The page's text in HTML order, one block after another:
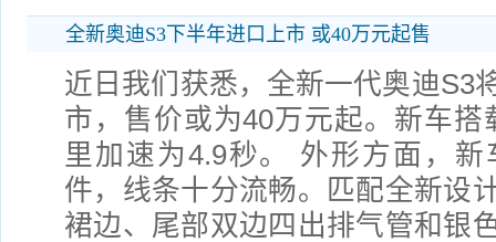
全新奥迪S3下半年进口上市 或40万元起售
近日我们获悉，全新一代奥迪S3
市，售价或为40万元起。新车搭
里加速为4.9秒。 外形方面，
件，线条十分流畅。匹配全新设
裙边、尾部双边四出排气管和银